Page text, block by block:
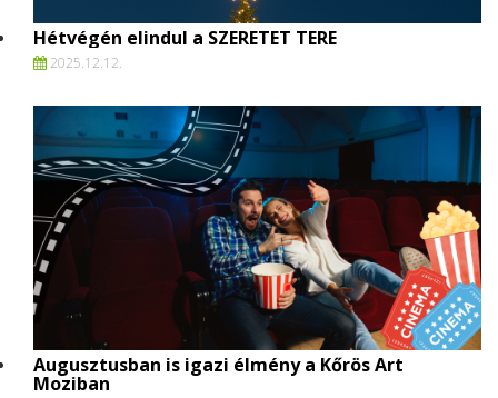
Hétvégén elindul a SZERETET TERE
2025.12.12.
Augusztusban is igazi élmény a Kőrös Art
Moziban